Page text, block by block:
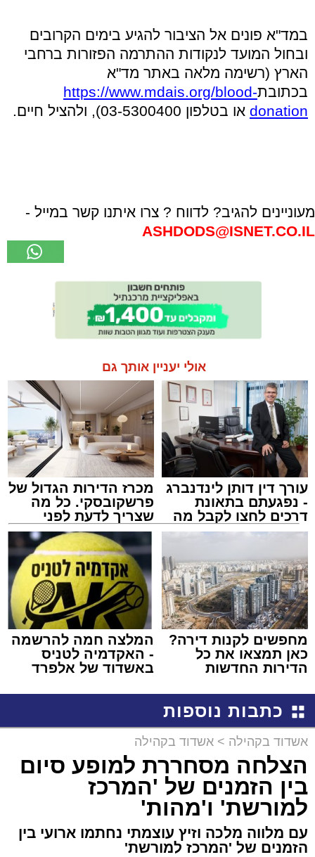
במד"א פונים אל הציבור להגיע בימים הקרובים
ובחול המועד לנקודות ההתרמה הפזורות ברחבי
הארץ (רשימה מלאה באתר מד"א
בכתובתhttps://www.mdais.org/blood-
donation או בטלפון 03-5300400), ולהציל חיים.
מעוניינים להגיב? לדווח ? צרו איתנו קשר במייל -
ASHDODS@ISNET.CO.IL
אולי יעניין אותך גם
עורך דין דותן לינדנברג
- נפגעתם בתאונת
דרכים לחצו לקבל מה
שמגיע לכם
מכרז הדירות הגדול של
פרשקובסקי. כל מה
שצריך לדעת לפני
שמגישים הצעה לדירה
באשדוד
מחפשים לקנות דירה?
כאן תמצאו את כל
הדירות החדשות
המלצה חמה להרשמה
- האקדמיה לטניס
באשדוד של אלפרד
כתבות נוספות
אשדוד בקהילה > אשדוד בקהילה
הצלחה מסחררת למופע סיום
בין הזמנים של 'המרכז
למורשת' ו'מהות'
עם מלווה מלכה וזיץ עוצמתי נחתמו ארועי בין
הזמנים של 'המרכז למורשת'